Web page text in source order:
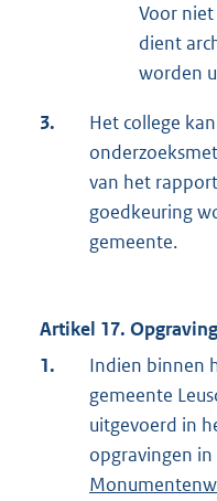
Voor
dient
worden
3.
Het college
van het
goedkeuring
gemeente.
Artikel 17.
1.
Indien binnen
gemeente
uitgevoerd in
opgravingen in